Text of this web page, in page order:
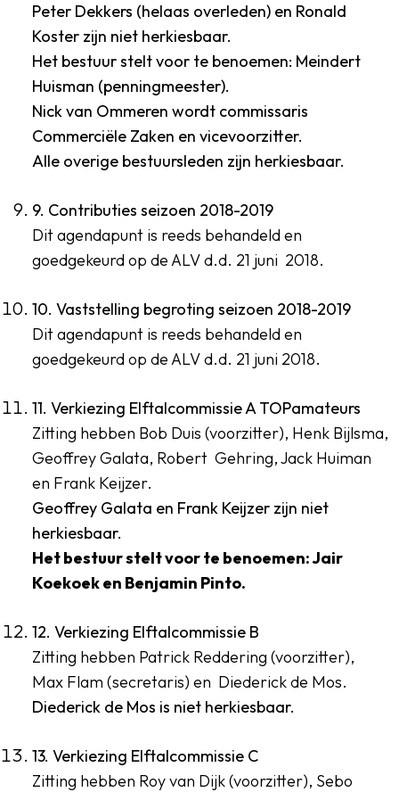
Peter Dekkers (helaas overleden) en Ronald
Koster zijn niet herkiesbaar.
Het bestuur stelt voor te benoemen: Meindert
Huisman (penningmeester).
Nick van Ommeren wordt commissaris
Commerciële Zaken en vicevoorzitter.
Alle overige bestuursleden zijn herkiesbaar.
9. Contributies seizoen 2018-2019
Dit agendapunt is reeds behandeld en
goedgekeurd op de ALV d.d. 21 juni 2018.
10. Vaststelling begroting seizoen 2018-2019
Dit agendapunt is reeds behandeld en
goedgekeurd op de ALV d.d. 21 juni 2018.
11. Verkiezing Elftalcommissie A TOPamateurs
Zitting hebben Bob Duis (voorzitter), Henk Bijlsma,
Geoffrey Galata, Robert Gehring, Jack Huiman
en Frank Keijzer.
Geoffrey Galata en Frank Keijzer zijn niet
herkiesbaar.
Het bestuur stelt voor te benoemen: Jair
Koekoek en Benjamin Pinto.
12. Verkiezing Elftalcommissie B
Zitting hebben Patrick Reddering (voorzitter),
Max Flam (secretaris) en Diederick de Mos.
Diederick de Mos is niet herkiesbaar.
13. Verkiezing Elftalcommissie C
Zitting hebben Roy van Dijk (voorzitter), Sebo